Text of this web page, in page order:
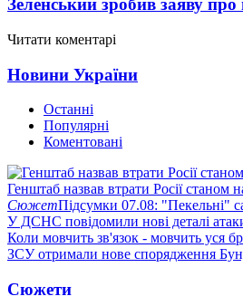
Зеленський зробив заяву
Читати коментарі
Новини України
Останні
Популярні
Коментовані
Генштаб назвав втрати Росії станом
СюжетПідсумки 07.08: "Пекельні"
У ДСНС повідомили нові деталі
Коли мовчить зв'язок - мовчить уся
ЗСУ отримали нове спорядження
Сюжети